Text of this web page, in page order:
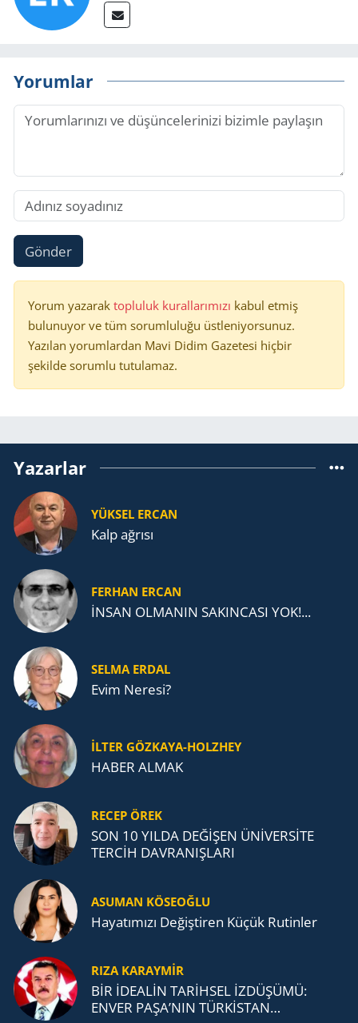
Yorumlar
Gönder
Yorum yazarak topluluk kurallarımızı kabul etmiş
bulunuyor ve tüm sorumluluğu üstleniyorsunuz.
Yazılan yorumlardan Mavi Didim Gazetesi hiçbir
şekilde sorumlu tutulamaz.
Yazarlar
YÜKSEL ERCAN
Kalp ağrısı
FERHAN ERCAN
İNSAN OLMANIN SAKINCASI YOK!...
SELMA ERDAL
Evim Neresi?
İLTER GÖZKAYA-HOLZHEY
HABER ALMAK
RECEP ÖREK
SON 10 YILDA DEĞİŞEN ÜNİVERSİTE
TERCİH DAVRANIŞLARI
ASUMAN KÖSEOĞLU
Ha­ya­tı­mı­zı De­ğiş­ti­ren Küçük Ru­tin­ler
RIZA KARAYMIR
BİR İDEALİN TARİHSEL İZDÜŞÜMÜ:
ENVER PAŞA’NIN TÜRKİSTAN